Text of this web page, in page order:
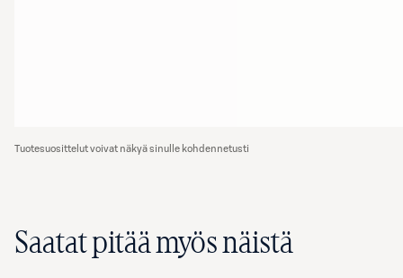
Tuotesuosittelut voivat näkyä sinulle kohdennetusti
Saatat pitää myös näistä